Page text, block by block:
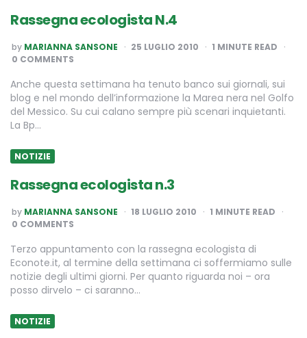
Rassegna ecologista N.4
POSTED
BY
by MARIANNA SANSONE 25 LUGLIO 2010 1 MINUTE READ
0 COMMENTS
Anche questa settimana ha tenuto banco sui giornali, sui
blog e nel mondo dell’informazione la Marea nera nel Golfo
del Messico. Su cui calano sempre più scenari inquietanti.
La Bp…
NOTIZIE
Rassegna ecologista n.3
POSTED
BY
by MARIANNA SANSONE 18 LUGLIO 2010 1 MINUTE READ
0 COMMENTS
Terzo appuntamento con la rassegna ecologista di
Econote.it, al termine della settimana ci soffermiamo sulle
notizie degli ultimi giorni. Per quanto riguarda noi – ora
posso dirvelo – ci saranno…
NOTIZIE